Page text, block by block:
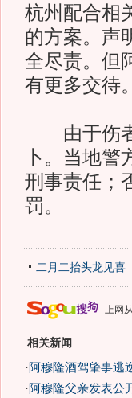
杭州配合相
的方案。声
全尽责。但
有更多交待。
由于伤者
卜。当地
刑事责任；
罚。
二月二抬头龙见喜
上网
相关新闻
·阿穆隆酒驾肇事逃
·阿穆隆父亲发表公